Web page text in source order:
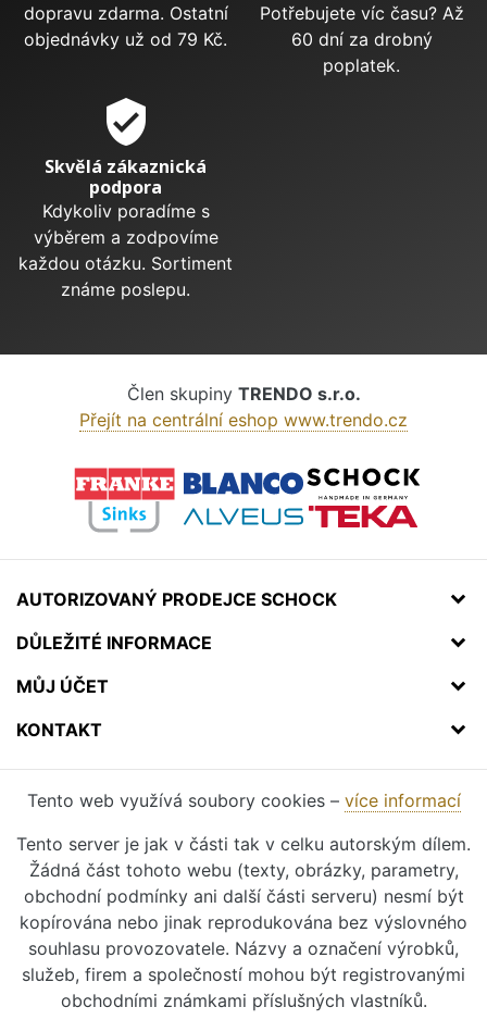
dopravu zdarma. Ostatní
objednávky už od 79 Kč.
Potřebujete víc času? Až
60 dní za drobný
poplatek.
verified_user
Skvělá zákaznická
podpora
Kdykoliv poradíme s
výběrem a zodpovíme
každou otázku. Sortiment
známe poslepu.
Člen skupiny TRENDO s.r.o.
Přejít na centrální eshop www.trendo.cz
AUTORIZOVANÝ PRODEJCE SCHOCK
DŮLEŽITÉ INFORMACE
MŮJ ÚČET
KONTAKT
Tento web využívá soubory cookies – více informací
Tento server je jak v části tak v celku autorským dílem.
Žádná část tohoto webu (texty, obrázky, parametry,
obchodní podmínky ani další části serveru) nesmí být
kopírována nebo jinak reprodukována bez výslovného
souhlasu provozovatele. Názvy a označení výrobků,
služeb, firem a společností mohou být registrovanými
obchodními známkami příslušných vlastníků.